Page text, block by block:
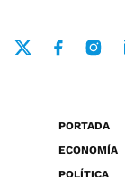
PORTADA
ECONOMÍA